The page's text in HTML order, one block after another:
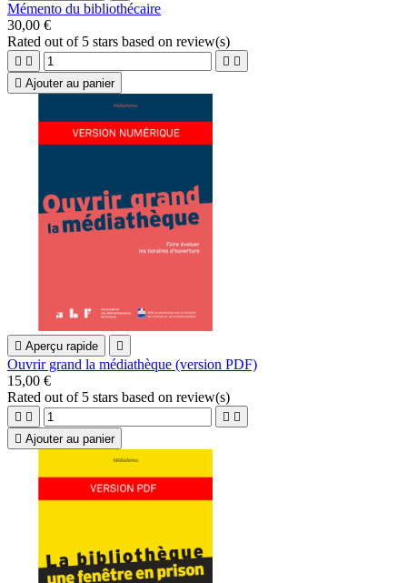
Mémento du bibliothécaire
30,00 €
Rated out of 5 stars based on review(s)
   
 Ajouter au panier
 Aperçu rapide 
Ouvrir grand la médiathèque (version PDF)
15,00 €
Rated out of 5 stars based on review(s)
   
 Ajouter au panier